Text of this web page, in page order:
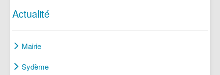
Actualité
Mairie
Sydème